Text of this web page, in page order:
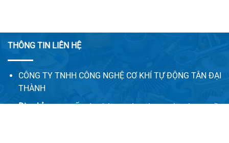
THÔNG TIN LIÊN HỆ
CÔNG TY TNHH CÔNG NGHỆ CƠ KHÍ TỰ ĐỘNG TÂN ĐẠI
THÀNH
Địa chỉ:128/5A, Ấp Tân Thới 2, X.Tân Hiệp, H. Hóc Môn, Tp. Hồ